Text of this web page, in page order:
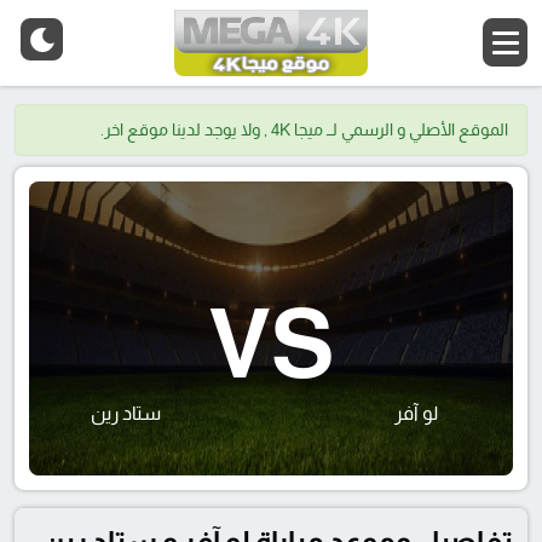
الموقع الأصلي و الرسمي لــ ميجا 4K , ولا يوجد لدينا موقع اخر.
لو آفر
VS
ستاد رين